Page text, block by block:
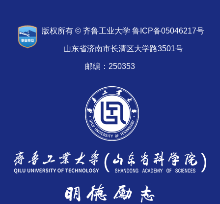
版权所有 © 齐鲁工业大学 鲁ICP备05046217号
山东省济南市长清区大学路3501号
邮编：250353